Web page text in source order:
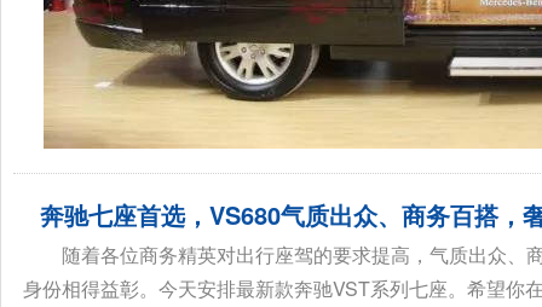
奔驰七座首选，VS680气质出众、商务百搭，
随着各位商务精英对出行座驾的要求提高，气质出众
身份相得益彰。今天安排最新款奔驰VST系列七座。希望你